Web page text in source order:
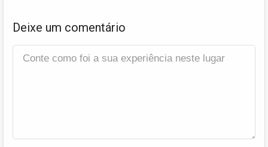
Deixe um comentário